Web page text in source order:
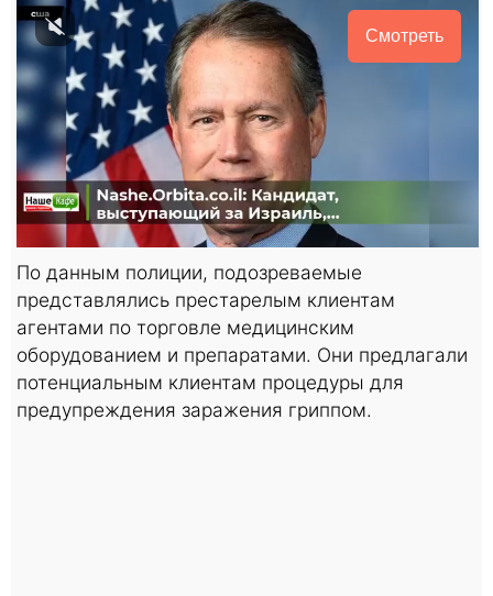
Смотреть
По данным полиции, подозреваемые
представлялись престарелым клиентам
агентами по торговле медицинским
оборудованием и препаратами. Они предлагали
потенциальным клиентам процедуры для
предупреждения заражения гриппом.